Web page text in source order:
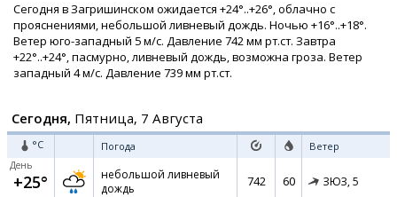
Сегодня в Загришинском ожидается +24°..+26°, облачно с
прояснениями, небольшой ливневый дождь. Ночью +16°..+18°.
Ветер юго-западный 5 м/с. Давление 742 мм рт.ст. Завтра
+22°..+24°, пасмурно, ливневый дождь, возможна гроза. Ветер
западный 4 м/с. Давление 739 мм рт.ст.
Сегодня, Пятница, 7 Августа
°C Погода Ветер
День
+25°
небольшой ливневый
дождь
742 60 ЗЮЗ, 5